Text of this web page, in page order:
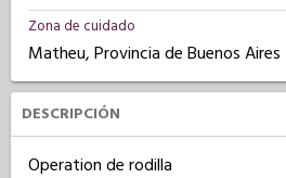
Zona de cuidado
Matheu, Provincia de Buenos Aires
DESCRIPCIÓN
Operation de rodilla